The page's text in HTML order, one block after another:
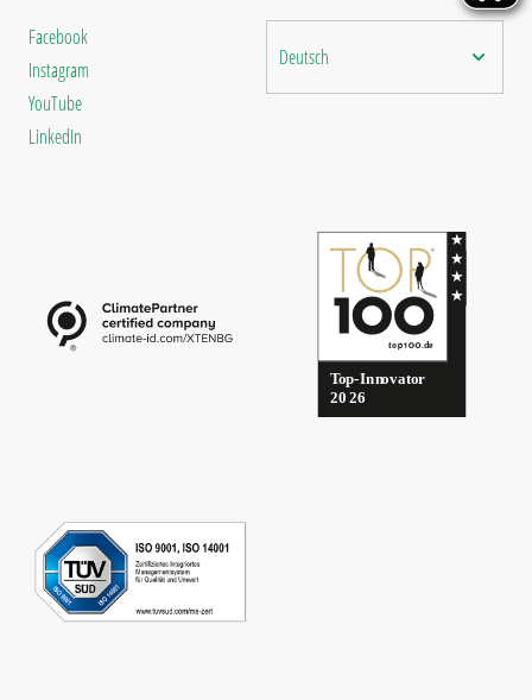
Facebook
Instagram
YouTube
LinkedIn
Deutsch